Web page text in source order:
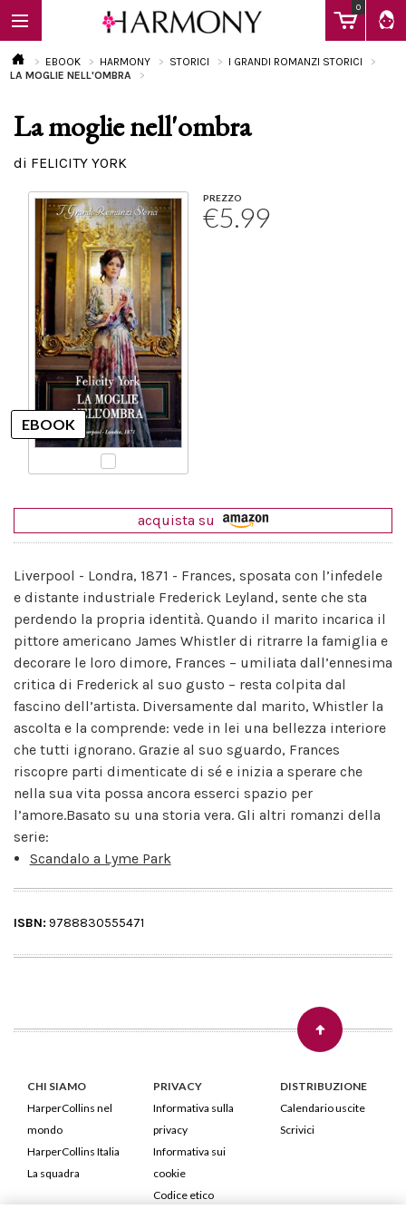
0
EBOOK
Calendario
EBOOK HARMONY STORICI
I GRANDI ROMANZI STORICI
LA MOGLIE NELL'OMBRA
La moglie nell'ombra
di FELICITY YORK
PREZZO
€5.99
acquista su
Liverpool - Londra, 1871 - Frances, sposata con l’infedele
e distante industriale Frederick Leyland, sente che sta
perdendo la propria identità. Quando il marito incarica il
pittore americano James Whistler di ritrarre la famiglia e
decorare le loro dimore, Frances – umiliata dall’ennesima
critica di Frederick al suo gusto – resta colpita dal
fascino dell’artista. Diversamente dal marito, Whistler la
ascolta e la comprende: vede in lei una bellezza interiore
che tutti ignorano. Grazie al suo sguardo, Frances
riscopre parti dimenticate di sé e inizia a sperare che
nella sua vita possa ancora esserci spazio per
l’amore.Basato su una storia vera. Gli altri romanzi della
serie:
Scandalo a Lyme Park
ISBN: 9788830555471
CHI SIAMO
HarperCollins nel
mondo
HarperCollins Italia
La squadra
PRIVACY
Informativa sulla
privacy
Informativa sui
cookie
Codice etico
DISTRIBUZIONE
Calendario uscite
Scrivici